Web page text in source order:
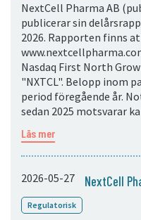
NextCell Pharma AB
publicerar sin
2026. Rapporten finns
Nasdaq First North
"NXTCL". Belopp inom
period föregående år.
sedan 2025 motsvarar
Läs mer
2026-05-27 NextCell
Regulatorisk